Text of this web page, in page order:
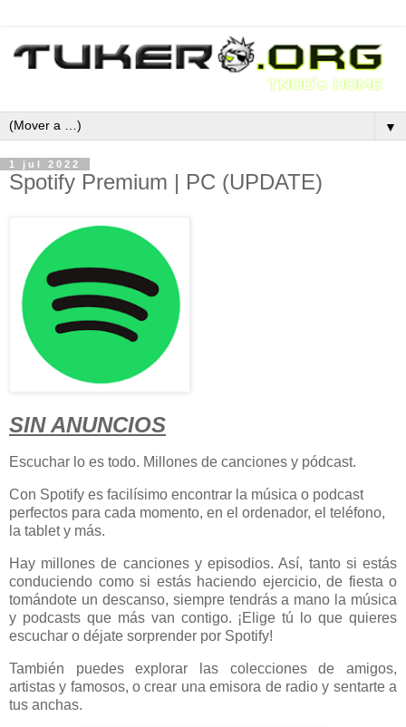
▼
1 jul 2022
Spotify Premium | PC (UPDATE)
SIN ANUNCIOS
Escuchar lo es todo. Millones de canciones y pódcast.
Con Spotify es facilísimo encontrar la música o podcast
perfectos para cada momento, en el ordenador, el teléfono,
la tablet y más.
Hay millones de canciones y episodios. Así, tanto si estás
conduciendo como si estás haciendo ejercicio, de fiesta o
tomándote un descanso, siempre tendrás a mano la música
y podcasts que más van contigo. ¡Elige tú lo que quieres
escuchar o déjate sorprender por Spotify!
También puedes explorar las colecciones de amigos,
artistas y famosos, o crear una emisora de radio y sentarte a
tus anchas.